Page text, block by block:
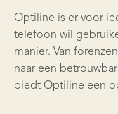
Optiline is er voor
telefoon wil
manier. Van
naar een
biedt Optiline een